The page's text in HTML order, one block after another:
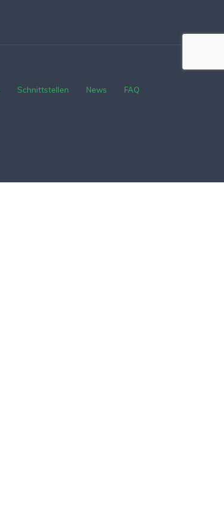
Schnittstellen News FAQ